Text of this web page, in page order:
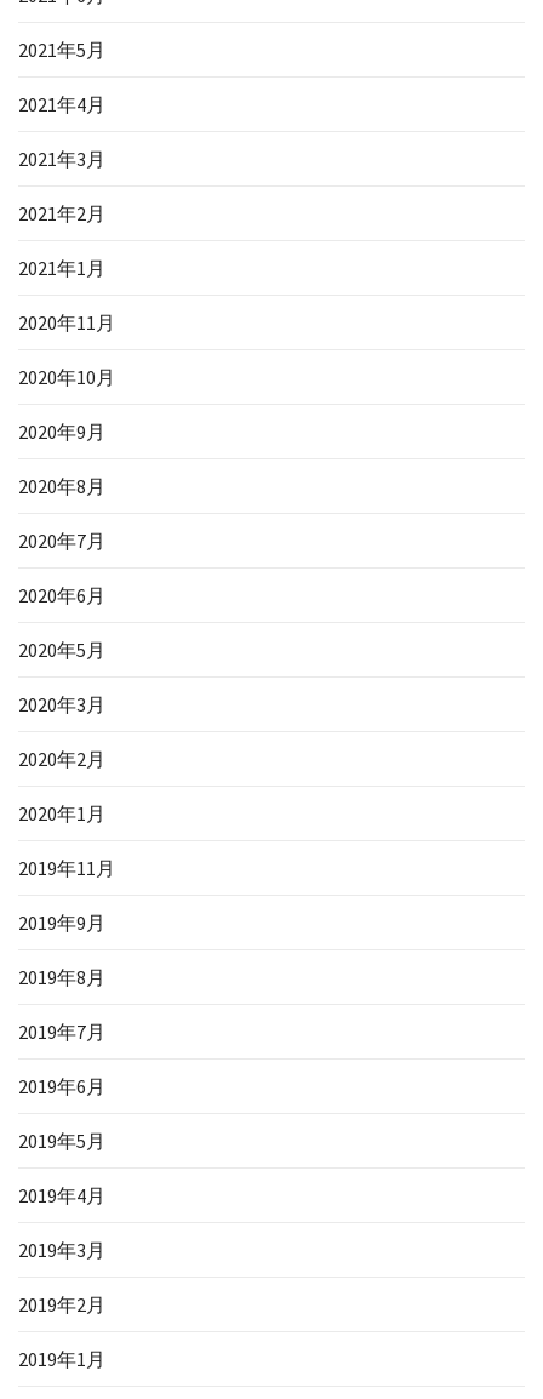
2021年5月
2021年4月
2021年3月
2021年2月
2021年1月
2020年11月
2020年10月
2020年9月
2020年8月
2020年7月
2020年6月
2020年5月
2020年3月
2020年2月
2020年1月
2019年11月
2019年9月
2019年8月
2019年7月
2019年6月
2019年5月
2019年4月
2019年3月
2019年2月
2019年1月